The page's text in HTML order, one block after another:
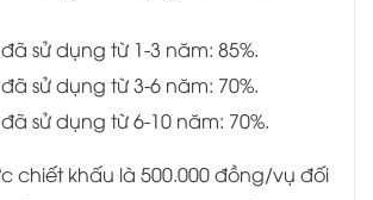
sử dụng từ 1-3 năm: 85%.
sử dụng từ 3-6 năm: 70%.
sử dụng từ 6-10 năm: 70%.
chiết khấu là 500.000 đồng/vụ đối